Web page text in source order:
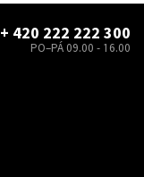
+ 420 222 222 300
PO–PÁ 09.00 - 16.00